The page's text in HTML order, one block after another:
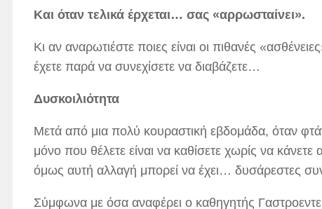
Και όταν τελικά έρχεται… σας «αρρωσταίνει».
Κι αν αναρωτιέστε ποιες είναι οι πιθανές
έχετε παρά να συνεχίσετε να διαβάζετε…
Δυσκοιλιότητα
Μετά από μια πολύ κουραστική εβδομάδα, όταν
μόνο που θέλετε είναι να καθίσετε χωρίς να
όμως αυτή αλλαγή μπορεί να έχει… δυσάρεστες
Σύμφωνα με όσα αναφέρει ο καθηγητής